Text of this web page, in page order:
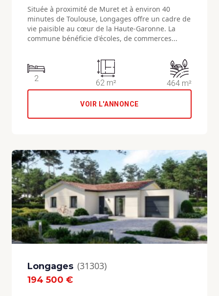
Située à proximité de Muret et à environ 40
minutes de Toulouse, Longages offre un cadre de
vie paisible au cœur de la Haute-Garonne. La
commune bénéficie d'écoles, de commerces...
2 62 m² 464 m²
VOIR L'ANNONCE
Longages (31303)
194 500 €